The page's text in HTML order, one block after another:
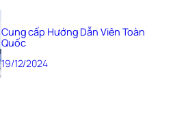
Cung cấp Hướng Dẫn Viên Toàn
Quốc
19/12/2024